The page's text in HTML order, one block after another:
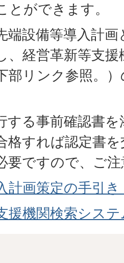
とができます。
端設備等導入計
、経営革新等支
部リンク参照。
する事前確認書
格すれば認定書
要ですので、ご
計画策定の手引
援機関検索シス